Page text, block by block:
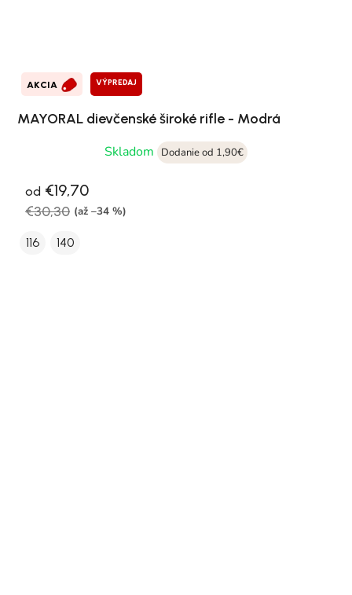
AKCIA VÝPREDAJ
MAYORAL dievčenské široké rifle - Modrá
Skladom
Dodanie od 1,90€
od €19,70
€30,30 (až –34 %)
116 140